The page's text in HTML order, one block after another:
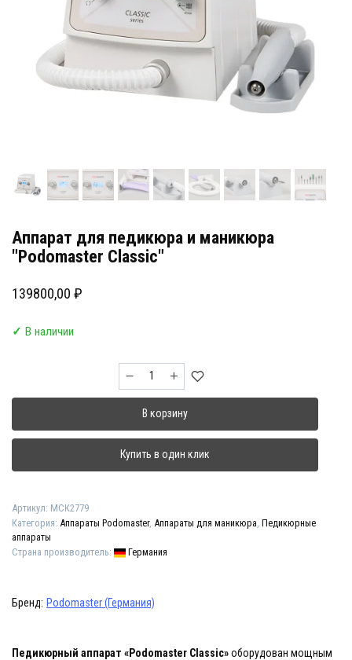
Аппарат для педикюра и маникюра
"Podomaster Classic"
139800,00 ₽
✓ В наличии
Количество
товара
педикюра
и
маникюра
В корзину
Купить в один клик
Артикул: МСК2779
Категория: Аппараты Podomaster, Аппараты для маникюра Педикюрные
аппараты
Страна производитель:
Германия
Бренд: Podomaster (Германия)
Педикюрный аппарат «Podomaster Classic»оборудован мощным